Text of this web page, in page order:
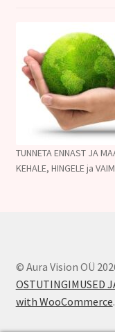
TUNNETA
KEHALE, HINGELE ja
© Aura Vision OÜ
OSTUTINGIMUSED
with WooCommerce.